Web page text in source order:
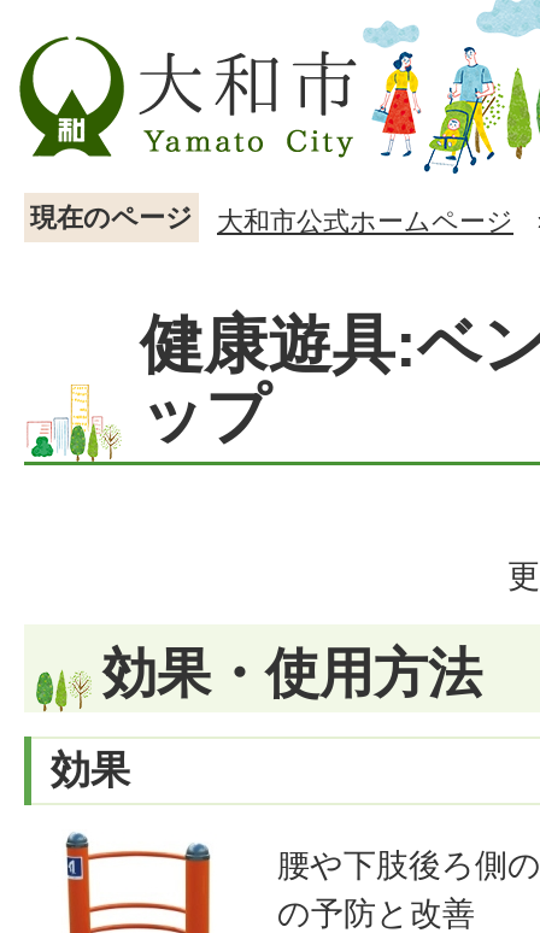
現在のページ 大和市公式ホームページ
健康遊具:ベ
ップ
効果・使用方法
効果
腰や下肢後ろ側
の予防と改善